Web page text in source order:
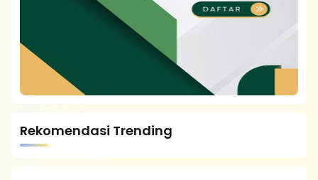
Rekomendasi Trending